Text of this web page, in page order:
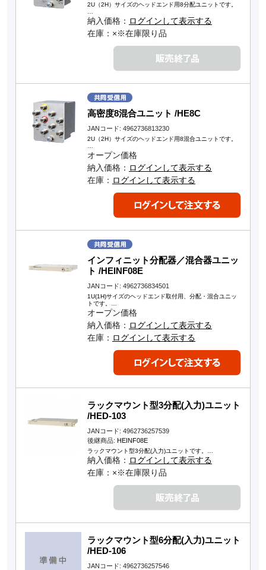
2U（2H）サイズのヘッドエンド用8分配ユニットです。
納入価格： ログインして表示する
在庫：×※在庫限り品
高密度8混合ユニット /HE8C
JANコード: 4962736813230
2U（2H）サイズのヘッドエンド用8混合ユニットです。
オープン価格
納入価格： ログインして表示する
在庫： ログインして表示する
インフィニット分配器／混合器ユニッ
ト /HEINF08E
JANコード: 4962736834501
1U(1H)サイズのヘッドエンド取付用、分配・混合ユニッ
トです。…
オープン価格
納入価格： ログインして表示する
在庫： ログインして表示する
ラックマウント型3分配(入力)ユニット
/HED-103
JANコード: 4962736257539
後継商品: HEINF08E
ラックマウント型3分配(入力)ユニットです。…
納入価格： ログインして表示する
在庫：×※在庫限り品
ラックマウント型6分配(入力)ユニット
/HED-106
JANコード: 4962736257546